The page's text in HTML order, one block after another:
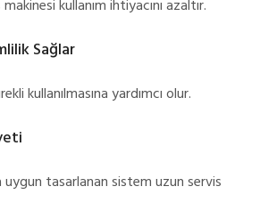
kullanım ihtiyacını azaltır.
Sağlar
kullanılmasına yardımcı olur.
uygun tasarlanan sistem uzun servis